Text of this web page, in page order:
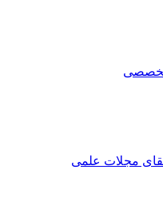
تخصصی
مجلات علمی